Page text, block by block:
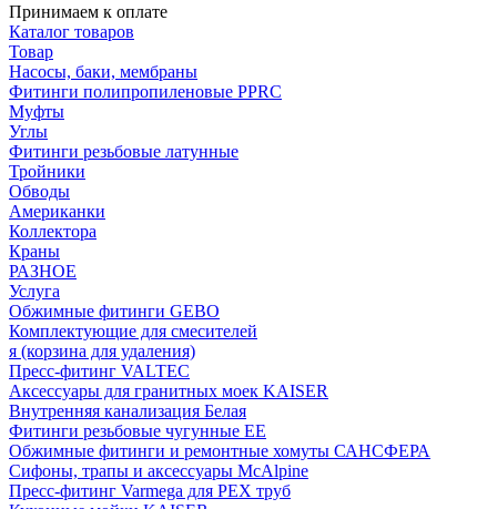
Принимаем к оплате
Каталог товаров
Товар
Насосы, баки, мембраны
Фитинги полипропиленовые PPRC
Муфты
Углы
Фитинги резьбовые латунные
Тройники
Обводы
Американки
Коллектора
Краны
РАЗНОЕ
Услуга
Обжимные фитинги GEBO
Комплектующие для смесителей
я (корзина для удаления)
Пресс-фитинг VALTEC
Аксессуары для гранитных моек KAISER
Внутренняя канализация Белая
Фитинги резьбовые чугунные EE
Обжимные фитинги и ремонтные хомуты САНСФЕРА
Сифоны, трапы и аксессуары McAlpine
Пресс-фитинг Varmega для PEX труб